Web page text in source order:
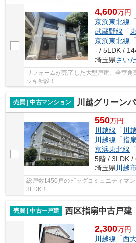
4,600万円
京浜東北線
武蔵野線 「
京浜東北線
- / 5LDK /
埼玉県さい
リフォームが完了した大型戸建。全室
ッキ新設！
売買 | 中古マンション 川越グリーン
550万円
川越線 「 川越
川越線 「指扇
京浜東北線 「
5階 / 3LDK /
埼玉県 川越市
総戸数1450戸のビッグコミュニティマ
3LDK！
売買 | 中古一戸建 西区指扇中古戸建
2,300万円
川越線 「西